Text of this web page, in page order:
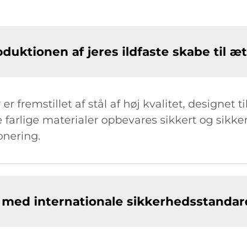
af jeres ildfaste skabe til
fremstillet af stål af høj kvalitet, designet
materialer opbevares sikkert og
internationale